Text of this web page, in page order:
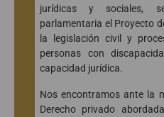
jurídicas y sociales,
parlamentaria el Proyecto
la legislación civil y
personas con
capacidad jurídica.
Nos encontramos ante la
Derecho privado